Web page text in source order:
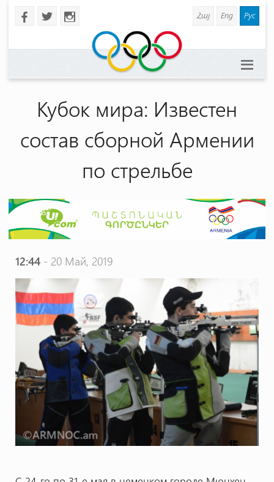
b a x Հայ Eng Рус
Кубок мира: Известен
состав сборной Армении
по стрельбе
12:44- 20 Май, 2019